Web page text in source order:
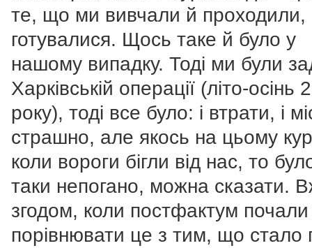
те, що ми вивчали й проходили,
готувалися. Щось таке й було у
нашому випадку. Тоді ми були
Харківській операції (літо-осінь
року), тоді все було: і втрати, і
страшно, але якось на цьому
коли вороги бігли від нас, то
таки непогано, можна сказати.
згодом, коли постфактум почали
порівнювати це з тим, що стало